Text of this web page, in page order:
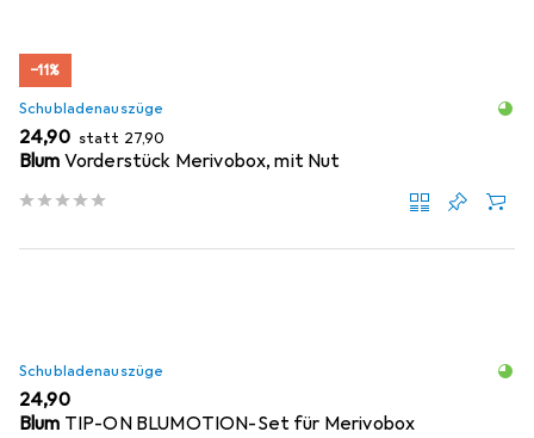
−11%
Schubladenauszüge
EUR
24,90 statt EUR
27,90
Blum Vorderstück Merivobox, mit Nut
Schubladenauszüge
EUR
24,90
Blum TIP-ON BLUMOTION-Set für Merivobox